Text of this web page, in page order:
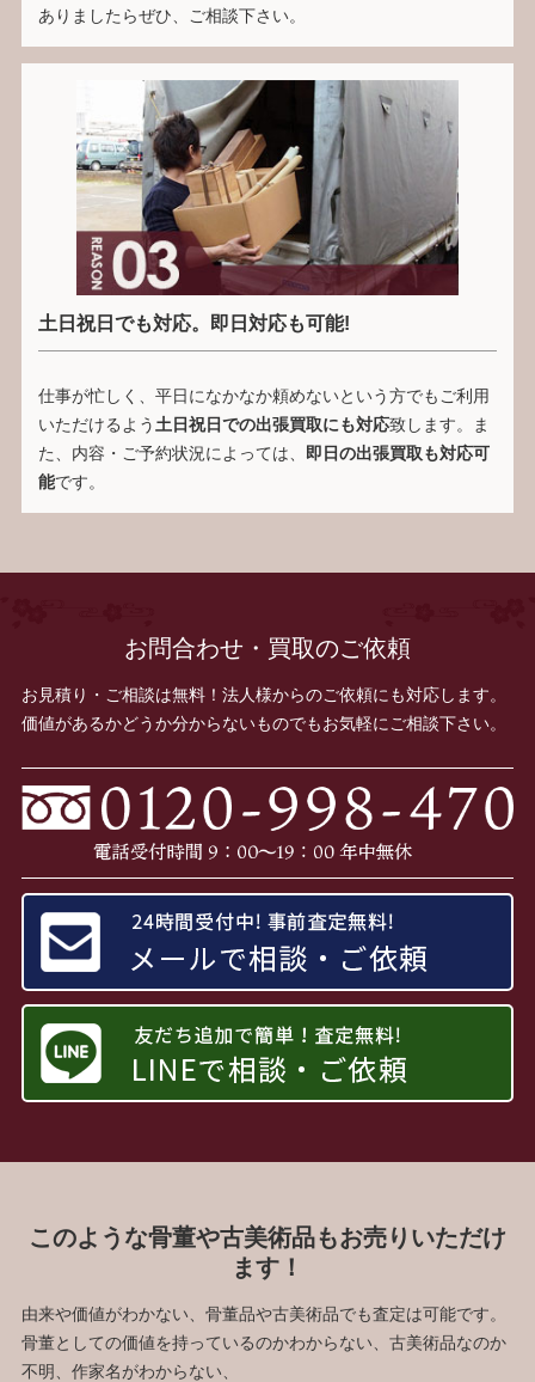
ありましたらぜひ、ご相談下さい。
土日祝日でも対応。即日対応も可能!
仕事が忙しく、平日になかなか頼めないという方でもご利用
いただけるよう 土日祝日での出張買取にも対応致します。ま
た、内容・ご予約状況によっては、
即日の出張買取も対応可
能です。
お問合わせ・買取のご依頼
お見積り・ご相談は無料！法人様からのご依頼にも対応します。
価値があるかどうか分からないものでもお気軽にご相談下さい。
このような骨董や古美術品もお売りいただけ
ます！
由来や価値がわかない、骨董品や古美術品でも査定は可能です。
骨董としての価値を持っているのかわからない、古美術品なのか
不明、作家名がわからない、